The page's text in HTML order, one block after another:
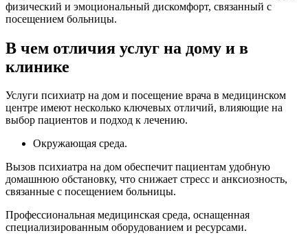
физический и эмоциональный дискомфорт, связанный с
посещением больницы.
В чем отличия услуг на дому и в
клинике
Услуги психиатр на дом и посещение врача в медицинском
центре имеют несколько ключевых отличий, влияющие на
выбор пациентов и подход к лечению.
Окружающая среда.
Вызов психиатра на дом обеспечит пациентам удобную
домашнюю обстановку, что снижает стресс и анксиозность,
связанные с посещением больницы.
Профессиональная медицинская среда, оснащенная
специализированным оборудованием и ресурсами.